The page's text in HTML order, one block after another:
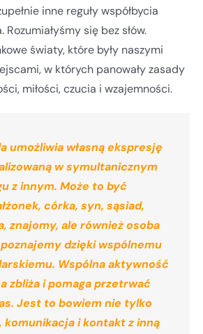
inne reguły współbycia
Rozumiałyśmy się bez słów.
światy, które były naszymi
w których panowały zasady
miłości, czucia i wzajemności.
umożliwia własną ekspresję
w symultanicznym
z innym. Może to być
córka, syn, sąsiad,
znajomy, ale również osoba
dzięki wspólnemu
Wspólna aktywność
zbliża i pomaga przetrwać
Jest to bowiem nie tylko
i kontakt z inną